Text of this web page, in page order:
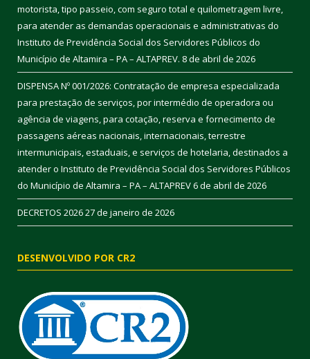
motorista, tipo passeio, com seguro total e quilometragem livre,
para atender as demandas operacionais e administrativas do
Instituto de Previdência Social dos Servidores Públicos do
Município de Altamira – PA – ALTAPREV. 8 de abril de 2026
DISPENSA Nº 001/2026: Contratação de empresa especializada
para prestação de serviços, por intermédio de operadora ou
agência de viagens, para cotação, reserva e fornecimento de
passagens aéreas nacionais, internacionais, terrestre
intermunicipais, estaduais, e serviços de hotelaria, destinados a
atender o Instituto de Previdência Social dos Servidores Públicos
do Município de Altamira – PA – ALTAPREV6 de abril de 2026
DECRETOS 202627 de janeiro de 2026
DESENVOLVIDO POR CR2